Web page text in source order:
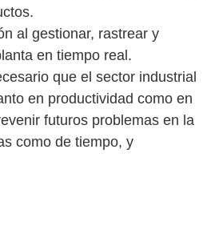
al gestionar, rastrear y
en tiempo real.
que el sector industrial
en productividad como en
futuros problemas en la
como de tiempo, y